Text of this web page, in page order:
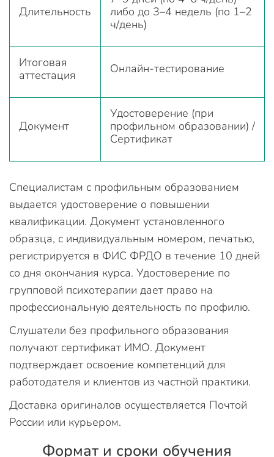
Длительность
либо до 3–4 недель (по 1–2
ч/день)
Итоговая
аттестация
Онлайн-тестирование
Документ
Удостоверение (при
профильном образовании) /
Сертификат
Специалистам с профильным образованием
выдается удостоверение о повышении
квалификации. Документ установленного
образца, с индивидуальным номером, печатью,
регистрируется в ФИС ФРДО в течение 10 дней
со дня окончания курса. Удостоверение по
групповой психотерапии дает право на
профессиональную деятельность по профилю.
Слушатели без профильного образования
получают сертификат ИМО. Документ
подтверждает освоение компетенций для
работодателя и клиентов из частной практики.
Доставка оригиналов осуществляется Почтой
России или курьером.
Формат и сроки обучения